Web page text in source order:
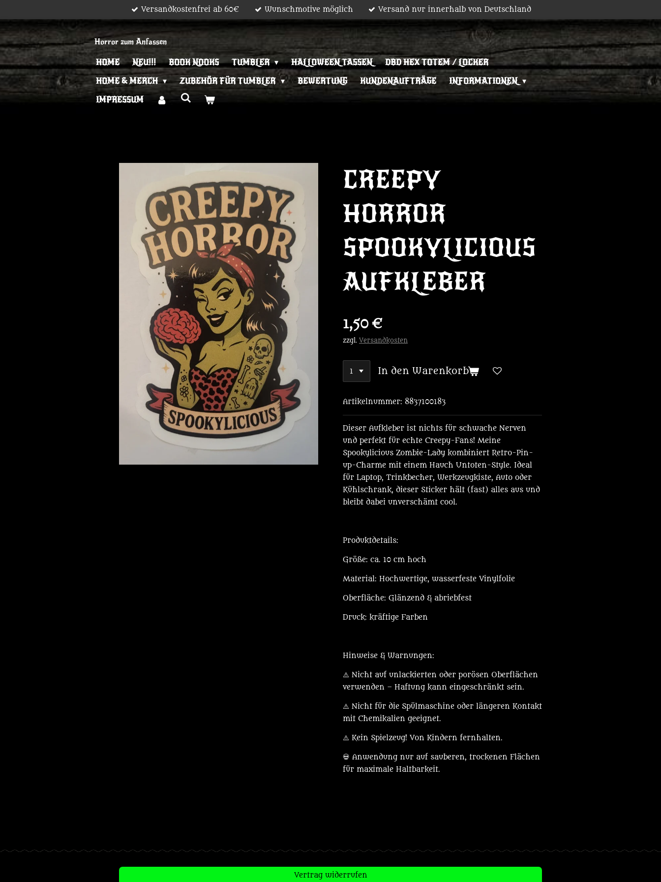
springen
Versandkostenfrei ab 60€ Wunschmotive möglich Versand nur innerhalb von Deutschland
Horror zum Anfassen
HOME NEU!!! BOOK NOOKS TUMBLER HALLOWEEN TASSEN
DBD HEX TOTEM / LOCKER
HOME & MERCH
ZUBEHÖR FÜR TUMBLER BEWERTUNG KUNDENAUFTRÄGE
INFORMATIONEN
IMPRESSUM
CREEPY
HORROR
SPOOKYLICIOUS
AUFKLEBER
1,50 €
zzgl. Versandkosten
In den Warenkorb
Artikelnummer: 8837100183
Dieser Aufkleber ist nichts für schwache Nerven
und perfekt für echte Creepy-Fans! Meine
Spookylicious Zombie-Lady kombiniert Retro-Pin-
up-Charme mit einem Hauch Untoten-Style. Ideal
für Laptop, Trinkbecher, Werkzeugkiste, Auto oder
Kühlschrank, dieser Sticker hält (fast) alles aus und
bleibt dabei unverschämt cool.
Produktdetails:
Größe: ca. 10 cm hoch
Material: Hochwertige, wasserfeste Vinylfolie
Oberfläche: Glänzend & abriebfest
Druck: kräftige Farben
Hinweise & Warnungen:
⚠️ Nicht auf unlackierten oder porösen Oberflächen
verwenden – Haftung kann eingeschränkt sein.
⚠️ Nicht für die Spülmaschine oder längeren Kontakt
mit Chemikalien geeignet.
⚠️ Kein Spielzeug! Von Kindern fernhalten.
💀 Anwendung nur auf sauberen, trockenen Flächen
für maximale Haltbarkeit.
Vertrag widerrufen